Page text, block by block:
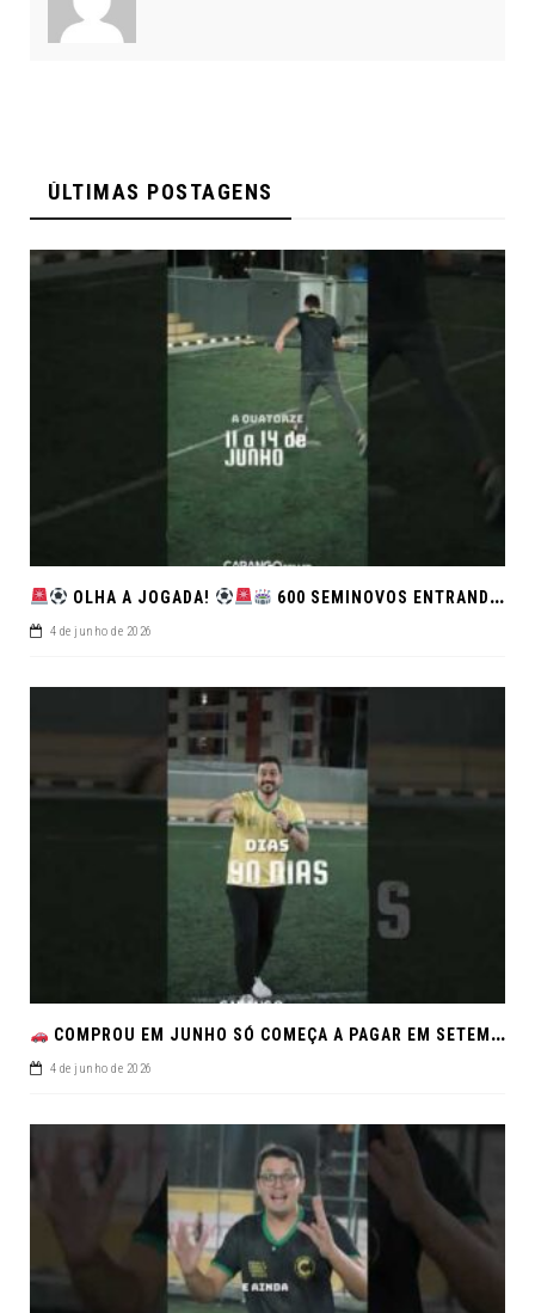
ÚLTIMAS POSTAGENS
OLHA A JOGADA! 600 SEMINOVOS ENTRANDO EM CAMPO NO FEIRÃO DE VERDADE!
4 de junho de 2026
COMPROU EM JUNHO SÓ COMEÇA A PAGAR EM SETEMBRO!NO FEIRÃO DE VERDADE EM ARACJU
4 de junho de 2026